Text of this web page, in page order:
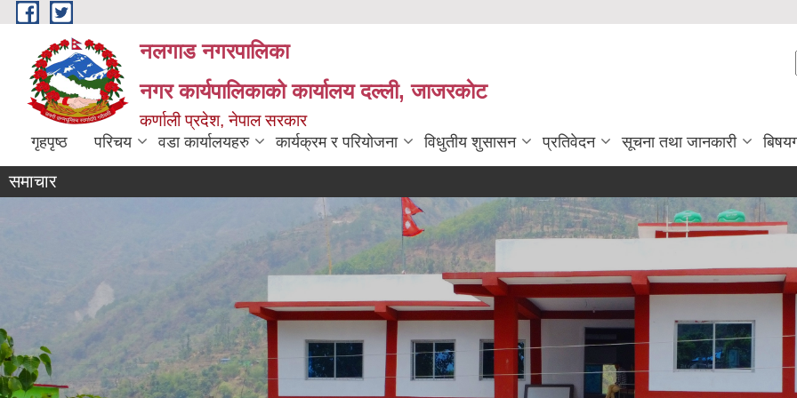
Skip to main content
नलगाड नगरपालिका
नगर कार्यपालिकाको कार्यालय दल्ली, जाजरकाेट
कर्णाली प्रदेश, नेपाल सरकार
गृहपृष्ठ परिचय वडा कार्यालयहरु कार्यक्रम र परियोजना विधुतीय शुसासन प्रतिवेदन सूचना तथा जानकारी
समाचार